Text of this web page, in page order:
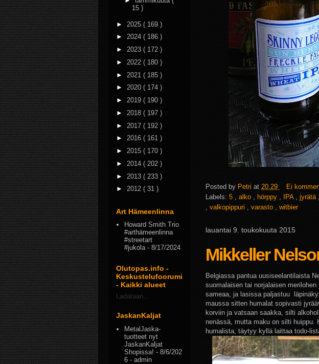
Posted by Petri at 20.29
Ei
Labels: 5 , alko , hörppy , IPA , jyrätä ,
, valkopippuri , varasto , witbier
lauantai 9. toukokuuta 2015
Mikkeller
Belgiassa pantua uusiseelantilaista
suomalaisen tai norjalaisen
sameaa, ja lasissa paljastuu
maussa sitten humalat sopivasti
korviin ja vatsaan saakka, silti
nenässä, mutta maku on silti
humalista, täytyy kyllä laittaa todo-
15 )
► 2025 ( 169 )
► 2024 ( 186 )
► 2023 ( 172 )
► 2022 ( 180 )
► 2021 ( 185 )
► 2020 ( 174 )
► 2019 ( 190 )
► 2018 ( 197 )
► 2017 ( 192 )
► 2016 ( 161 )
► 2015 ( 170 )
► 2014 ( 202 )
► 2013 ( 233 )
► 2012 ( 31 )
Art Hämeenlinna
Howard Smith Trio
#arthämeenlinna
#streetart
#jukola- 8/17/2024
Olutopas.info -
Keskustelufoorumi
- Kaikki alueet
Ladataan...
JaskanKaljat
MetalJaska-
tuotteet nyt
JaskanKaljat
Shopissa! - 8/6/202
6 - admin